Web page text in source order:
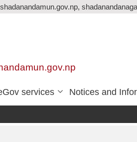
services Notices and